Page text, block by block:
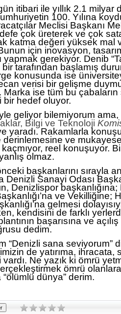
itibari ile yıllık 2.1 milyar
100. Yılına
Meclisi Başkanı
çok üreterek ve çok
katma değeri yüksek mal
için inovasyon,
yapmak gerekiyor. Denib
tarafından başlamış
konusunda ise
verisi bir gelişme
Marka ise tüm bu
bir hedef oluyor.
geliyor bilemiyorum ama,
Bilgi ve Teknoloji
yaradı. Rakamlarla
ve
reel konuşuyor.
olmaz.
başkanlarını sırayla
Denizli Sanayi Odası
Denizlispor
ve Vekilliğine;
gelmesi
kendisini de farklı
başarısına ve
dedim.
“Denizli sana seviyorum”
de yatırıma, ihracata,
vardı. Ne yazık ki ömrü
ömrü
dünya” derim.